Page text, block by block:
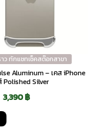
ว ทักแชทเช็คสต๊อกสาขา
Aluminum – เคส iPhone
Polished Silver
Original
price
was:
3,390฿Current